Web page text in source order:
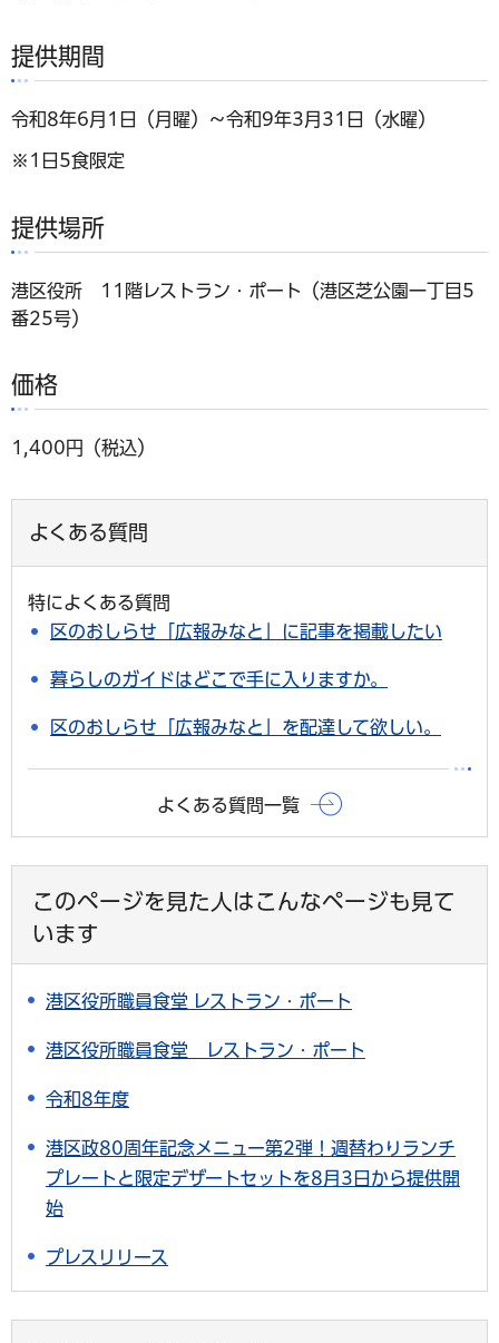
提供期間
令和8年6月1日（月曜）～令和9年3月31日（水曜）
※1日5食限定
提供場所
港区役所 11階レストラン・ポート（港区芝公園一丁目5
番25号）
価格
1,400円（税込）
よくある質問
特によくある質問
区のおしらせ「広報みなと」に記事を掲載したい
暮らしのガイドはどこで手に入りますか。
区のおしらせ「広報みなと」を配達して欲しい。
よくある質問一覧
このページを見た人はこんなページも見て
います
港区役所職員食堂 レストラン・ポート
港区役所職員食堂 レストラン・ポート
令和8年度
港区政80周年記念メニュー第2弾！週替わりランチ
プレートと限定デザートセットを8月3日から提供開
始
プレスリリース